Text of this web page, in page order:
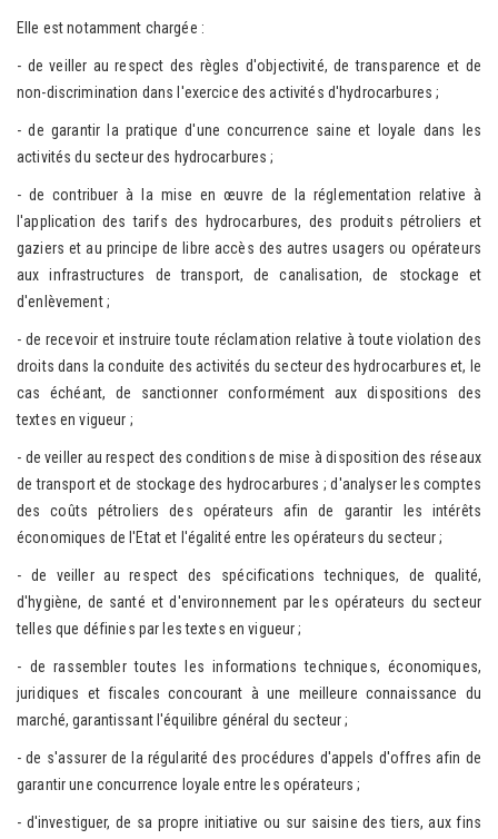
Elle est notamment chargée :
- de veiller au respect des règles d'objectivité, de transparence et de
non-discrimination dans l'exercice des activités d'hydrocarbures ;
- de garantir la pratique d'une concurrence saine et loyale dans les
activités du secteur des hydrocarbures ;
- de contribuer à la mise en œuvre de la réglementation relative à
l'application des tarifs des hydrocarbures, des produits pétroliers et
gaziers et au principe de libre accès des autres usagers ou opérateurs
aux infrastructures de transport, de canalisation, de stockage et
d'enlèvement ;
- de recevoir et instruire toute réclamation relative à toute violation des
droits dans la conduite des activités du secteur des hydrocarbures et, le
cas échéant, de sanctionner conformément aux dispositions des
textes en vigueur ;
- de veiller au respect des conditions de mise à disposition des réseaux
de transport et de stockage des hydrocarbures ; d'analyser les comptes
des coûts pétroliers des opérateurs afin de garantir les intérêts
économiques de l'Etat et l'égalité entre les opérateurs du secteur ;
- de veiller au respect des spécifications techniques, de qualité,
d'hygiène, de santé et d'environnement par les opérateurs du secteur
telles que définies par les textes en vigueur ;
- de rassembler toutes les informations techniques, économiques,
juridiques et fiscales concourant à une meilleure connaissance du
marché, garantissant l'équilibre général du secteur ;
- de s'assurer de la régularité des procédures d'appels d'offres afin de
garantir une concurrence loyale entre les opérateurs ;
- d'investiguer, de sa propre initiative ou sur saisine des tiers, aux fins